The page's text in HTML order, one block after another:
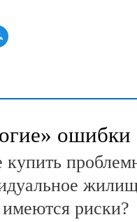
ошибки
купить
риски?